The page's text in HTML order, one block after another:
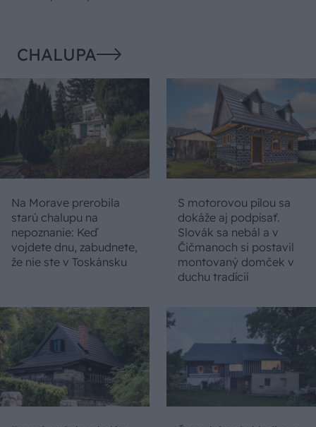
CHALUPA
Na Morave prerobila
starú chalupu na
nepoznanie: Keď
vojdete dnu, zabudnete,
že nie ste v Toskánsku
S motorovou pílou sa
dokáže aj podpísať.
Slovák sa nebál a v
Čičmanoch si postavil
montovaný domček v
duchu tradícií